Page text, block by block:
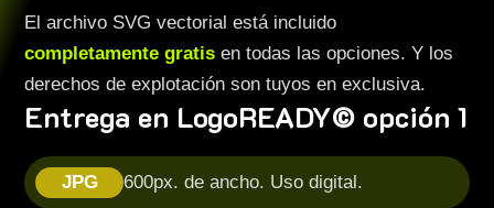
El archivo SVG vectorial está incluido
completamente gratis en todas las opciones. Y los
derechos de explotación son tuyos en exclusiva.
Entrega en LogoREADY© opción 1
JPG 600px. de ancho. Uso digital.